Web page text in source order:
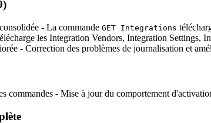
- La commande GET Integrations
les Integration Vendors, Integration Settings,
- Correction des problèmes de journalisation et
commandes - Mise à jour du comportement